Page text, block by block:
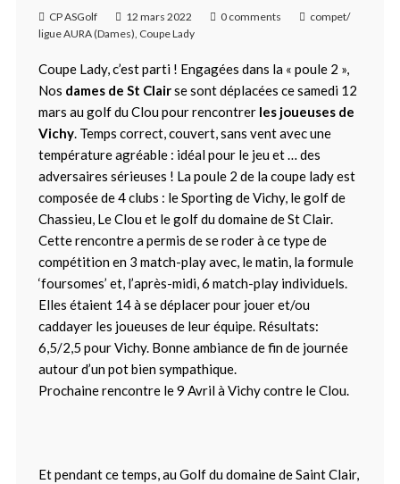
CP ASGolf 12 mars 2022 0 comments
compet/
ligue AURA (Dames), Coupe Lady
Coupe Lady, c’est parti ! Engagées dans la « poule 2 »,
Nos dames de St Clairse sont déplacées ce samedi 12
mars au golf du Clou pour rencontrerles joueuses de
Vichy. Temps correct, couvert, sans vent avec une
température agréable : idéal pour le jeu et … des
adversaires sérieuses ! La poule 2 de la coupe lady est
composée de 4 clubs : le Sporting de Vichy, le golf de
Chassieu, Le Clou et le golf du domaine de St Clair.
Cette rencontre a permis de se roder à ce type de
compétition en 3 match-play avec, le matin, la formule
‘foursomes’ et, l’après-midi, 6 match-play individuels.
Elles étaient 14 à se déplacer pour jouer et/ou
caddayer les joueuses de leur équipe. Résultats:
6,5/2,5 pour Vichy. Bonne ambiance de fin de journée
autour d’un pot bien sympathique.
Prochaine rencontre le 9 Avril à Vichy contre le Clou.
Et pendant ce temps, au Golf du domaine de Saint Clair,